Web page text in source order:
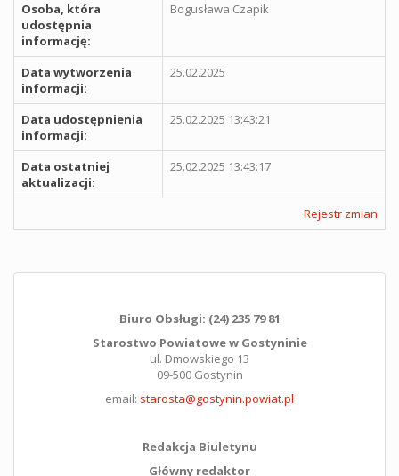
Osoba, która
udostępnia
informację:
Bogusława Czapik
Data wytworzenia
informacji:
25.02.2025
Data udostępnienia
informacji:
25.02.2025 13:43:21
Data ostatniej
aktualizacji:
25.02.2025 13:43:17
Rejestr zmian
Biuro Obsługi: (24) 235 79 81
Starostwo Powiatowe w Gostyninie
ul. Dmowskiego 13
09-500 Gostynin
email: starosta@gostynin.powiat.pl
Redakcja Biuletynu
Główny redaktor